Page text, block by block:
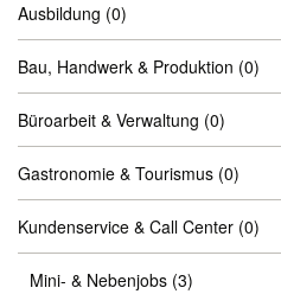
Ausbildung (0)
Bau, Handwerk & Produktion (0)
Büroarbeit & Verwaltung (0)
Gastronomie & Tourismus (0)
Kundenservice & Call Center (0)
Mini- & Nebenjobs (3)